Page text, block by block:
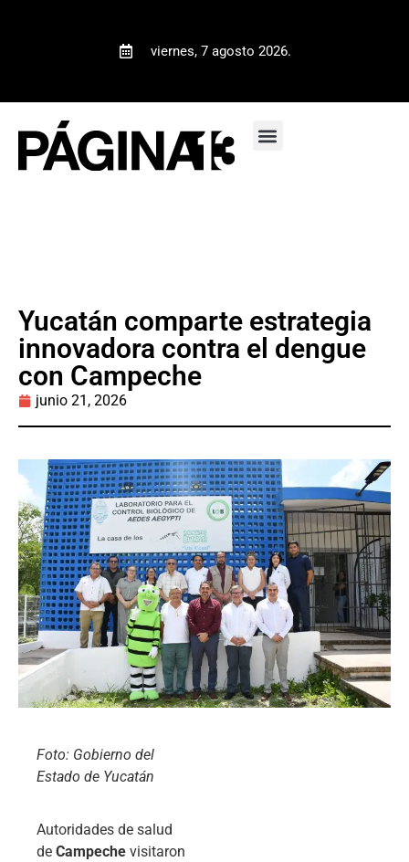
viernes, 7 agosto 2026.
Yucatán comparte estrategia
innovadora contra el dengue
con Campeche
junio 21, 2026
Foto: Gobierno del
Estado de Yucatán
Autoridades de salud
de Campeche visitaron